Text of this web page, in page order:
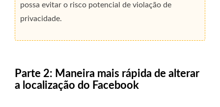
possa evitar o risco potencial de violação de
privacidade.
Parte 2: Maneira mais rápida de alterar
a localização do Facebook